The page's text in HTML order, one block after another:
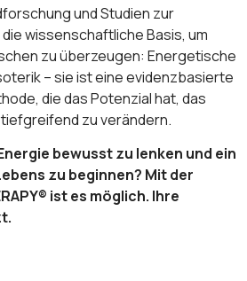
und Studien zur
wissenschaftliche Basis, um
zu überzeugen: Energetische
– sie ist eine evidenzbasierte
die das Potenzial hat, das
zu verändern.
bewusst zu lenken und ein
zu beginnen? Mit der
ist es möglich. Ihre